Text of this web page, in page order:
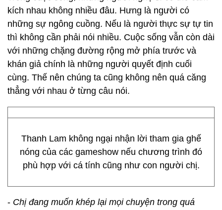
kích nhau không nhiều đâu. Hưng là người có
những sự ngông cuồng. Nếu là người thực sự tự tin
thì không cần phải nói nhiều. Cuộc sống vẫn còn dài
với những chặng đường rộng mở phía trước và
khán giả chính là những người quyết định cuối
cùng. Thế nên chúng ta cũng không nên quá căng
thẳng với nhau ở từng câu nói.
Thanh Lam không ngại nhận lời tham gia ghế
nóng của các gameshow nếu chương trình đó
phù hợp với cá tính cũng như con người chị.
- Chị đang muốn khép lại mọi chuyện trong quá